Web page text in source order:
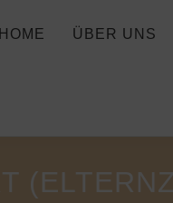
HOME ÜBER UNS